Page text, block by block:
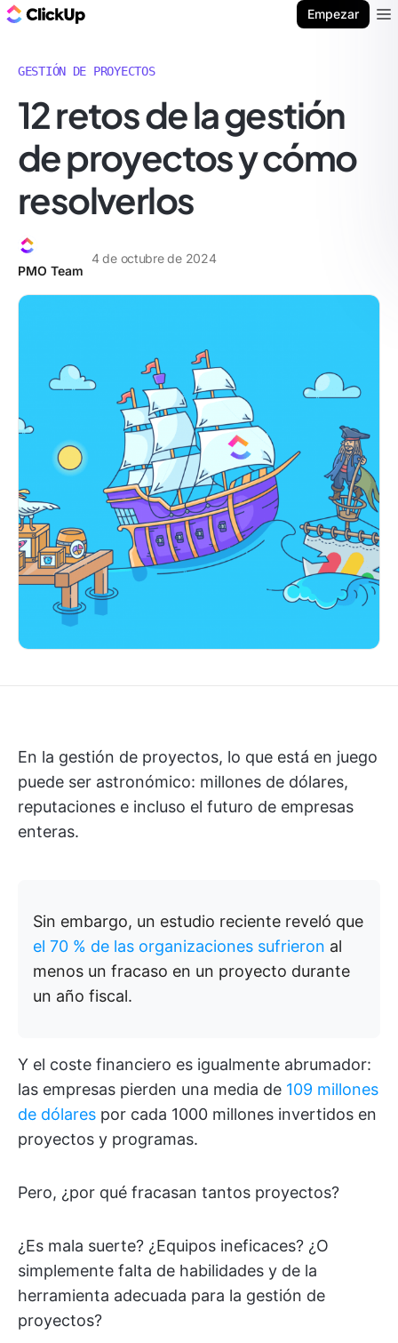
Empezar
GESTIÓN DE PROYECTOS
12 retos de la gestión
de proyectos y cómo
resolverlos
PMO Team
4 de octubre de 2024
En la gestión de proyectos, lo que está en juego
puede ser astronómico: millones de dólares,
reputaciones e incluso el futuro de empresas
enteras.
Sin embargo, un estudio reciente reveló que
el 70 % de las organizaciones sufrieron al
menos un fracaso en un proyecto durante
un año fiscal.
Y el coste financiero es igualmente abrumador:
las empresas pierden una media de 109 millones
de dólares por cada 1000 millones invertidos en
proyectos y programas.
Pero, ¿por qué fracasan tantos proyectos?
¿Es mala suerte? ¿Equipos ineficaces? ¿O
simplemente falta de habilidades y de la
herramienta adecuada para la gestión de
proyectos?